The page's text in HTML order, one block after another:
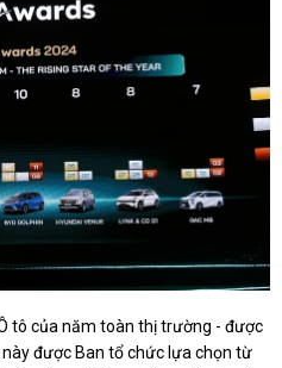
tô của năm toàn thị trường - được
này được Ban tổ chức lựa chọn từ